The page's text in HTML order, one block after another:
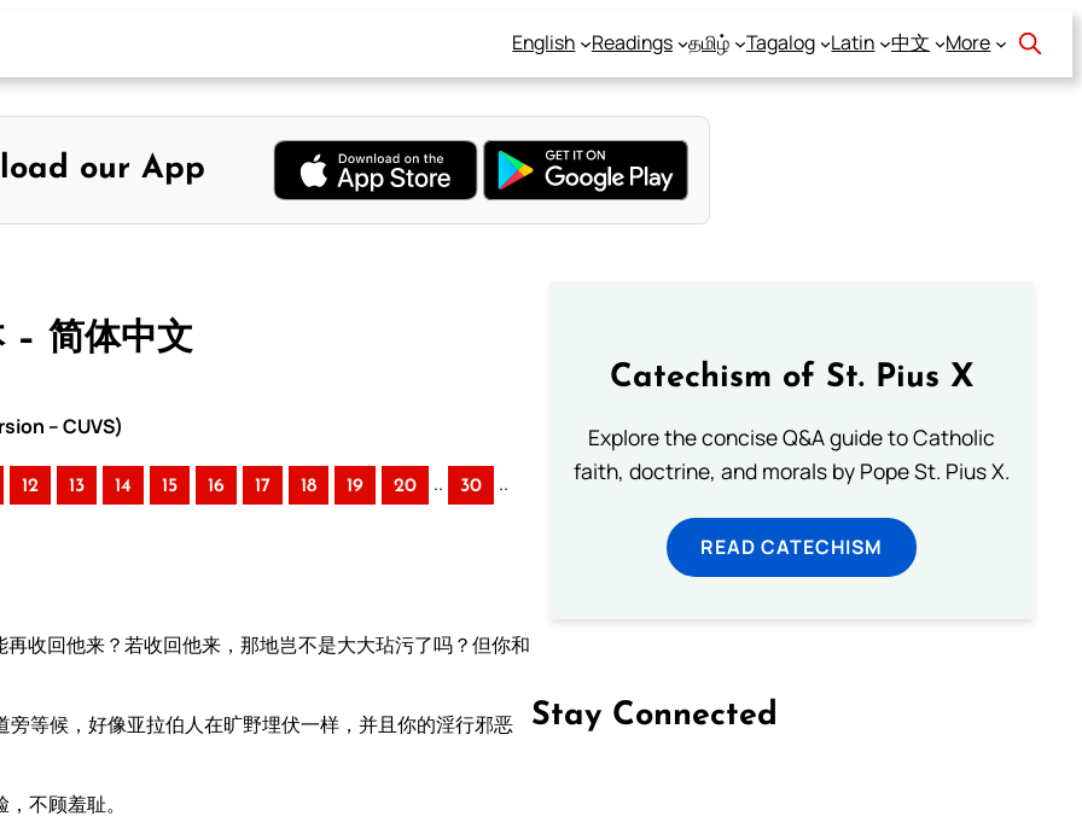
English Readings தமிழ் Tagalog Latin 中文 More
our App
– 简体中文
– CUVS)
12 13 14 15 16 17 18 19 20 .. 30 ..
收回他来？若收回他来，那地岂不是大大玷污了吗？但你和
等候，好像亚拉伯人在旷野埋伏一样，并且你的淫行邪恶
不顾羞耻。
Catechism of St. Pius X
Explore the concise Q&A guide to Catholic
faith, doctrine, and morals by Pope St. Pius X.
READ CATECHISM
Stay Connected